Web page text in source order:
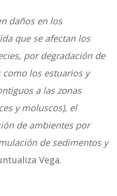
daños en los
que se afectan los
por degradación de
los estuarios y
a las zonas
y moluscos), el
de ambientes por
de sedimentos y
Vega.